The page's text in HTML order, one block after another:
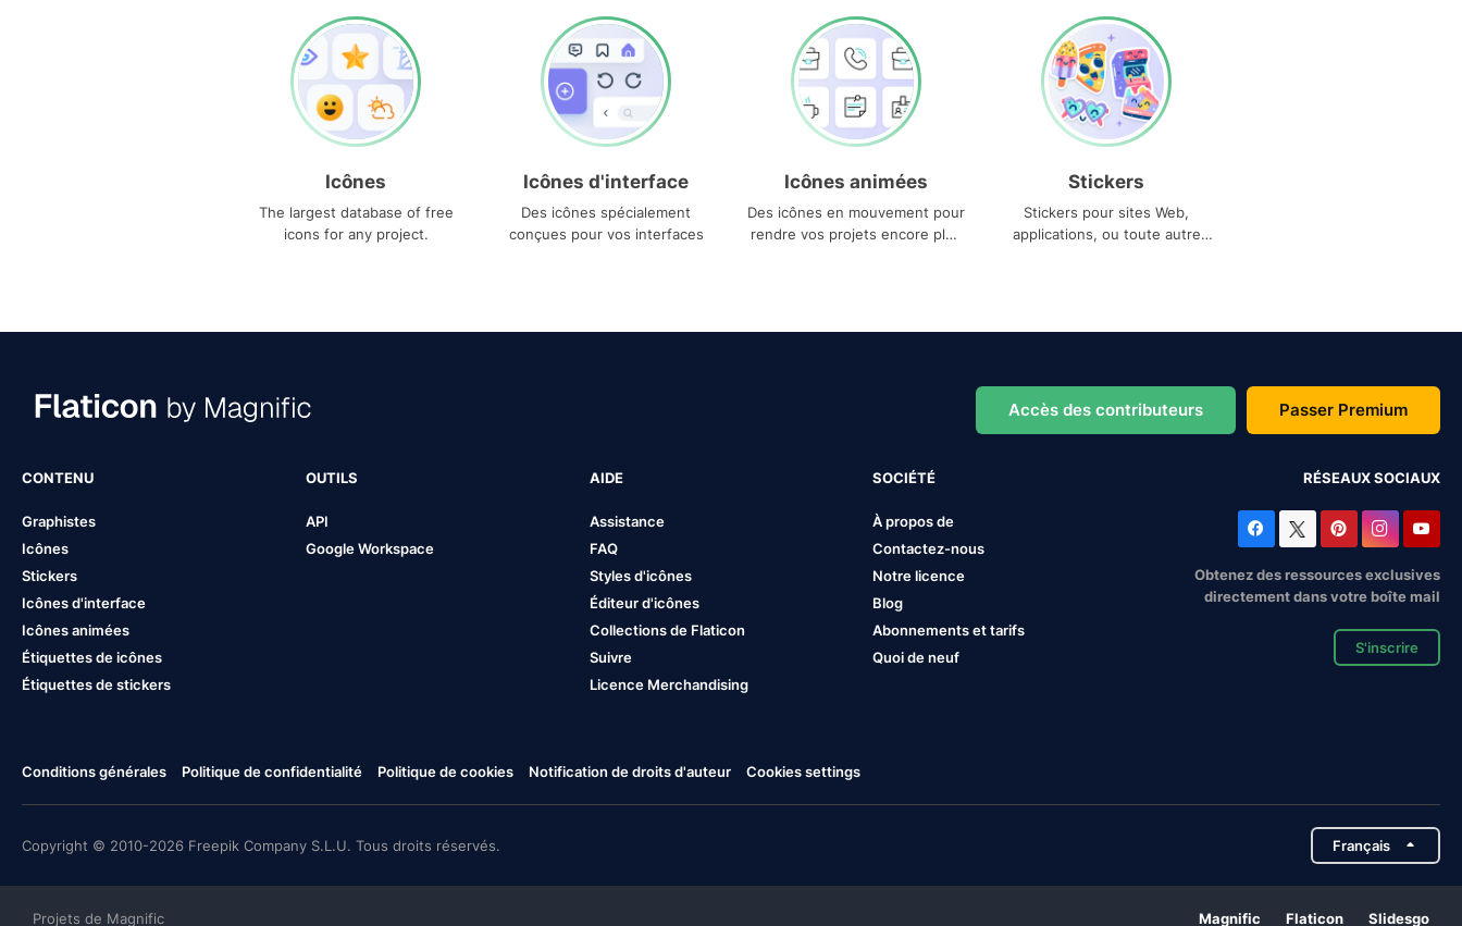
Icônes
The largest database of free
icons for any project.
Icônes d'interface
Des icônes spécialement
conçues pour vos interfaces
Icônes animées
Des icônes en mouvement pour
rendre vos projets encore plus
Stickers
Stickers pour sites Web,
applications, ou toute autre
Accès des contributeurs Passer Premium
CONTENU
Graphistes
Icônes
Stickers
Icônes d'interface
Icônes animées
Étiquettes de icônes
Étiquettes de stickers
OUTILS
API
Google Workspace
AIDE
Assistance
FAQ
Styles d'icônes
Éditeur d'icônes
Collections de Flaticon
Suivre
Licence Merchandising
SOCIÉTÉ
À propos de
Contactez-nous
Notre licence
Blog
Abonnements et tarifs
Quoi de neuf
RÉSEAUX SOCIAUX
Obtenez des ressources exclusives
directement dans votre boîte mail
S'inscrire
Conditions générales Politique de confidentialité Politique de cookies Notification de droits d'auteur Cookies settings
Copyright © 2010-2026 Freepik Company S.L.U. Tous droits réservés. Français
Projets de Magnific Magnific Flaticon Slidesgo